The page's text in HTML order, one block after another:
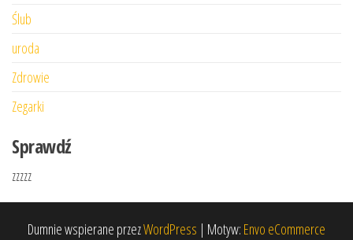
Ślub
uroda
Zdrowie
Zegarki
Sprawdź
zzzzz
Dumnie wspierane przezWordPress | Motyw: Envo eCommerce